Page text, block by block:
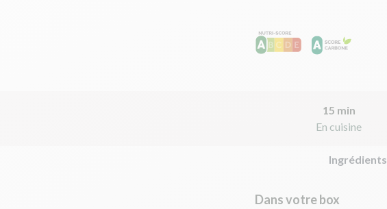
15 min
En cuisine
Ingrédients
Dans votre box